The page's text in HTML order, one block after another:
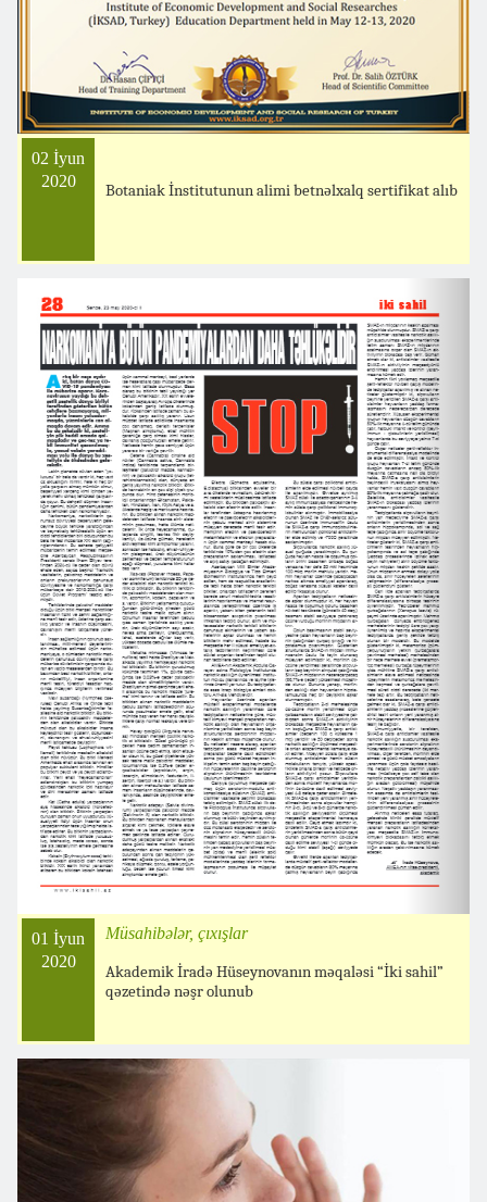
02 İyun
2020
Botaniak İnstitutunun alimi betnəlxalq sertifikat alıb
01 İyun
2020
Müsahibələr, çıxışlar
Akademik İradə Hüseynovanın məqaləsi “İki sahil”
qəzetində nəşr olunub